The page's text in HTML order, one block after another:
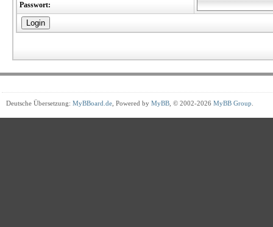
Passwort:
Deutsche Übersetzung: MyBBoard.de , Powered by MyBB , © 2002-2026 MyBB Group